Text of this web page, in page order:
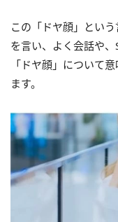
この「ドヤ顔」とい
を言い、よく会話や
「ドヤ顔」について
ます。